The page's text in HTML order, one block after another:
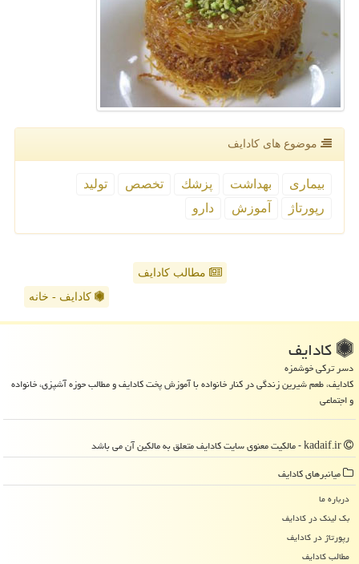
موضوع های كادایف
بیماری بهداشت پزشك تخصص
تولید
رپورتاژ
آموزش دارو
مطالب کادایف
کادایف - خانه
كادایف
دسر ترکی خوشمزه
کادایف، طعم شیرین زندگی در کنار خانواده با آموزش پخت کادایف و مطالب حوزه آشپزی، خانواده
و اجتماعی
میانبرهای كادایف
درباره ما
بک لینک در كادایف
رپورتاژ در كادایف
مطالب كادایف